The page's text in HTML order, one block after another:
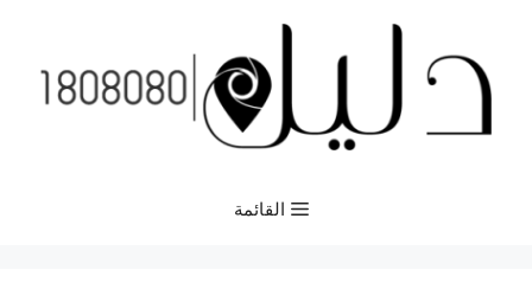
المحتوى
القائمة